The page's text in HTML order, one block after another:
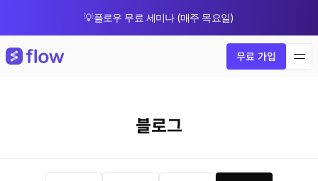
💡플로우 무료 세미나 (매주 목요일)
무료 가입
블로그